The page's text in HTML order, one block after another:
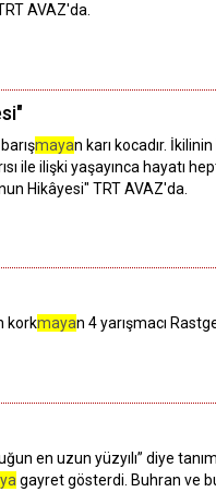
AVAZ'da.
mayan karı kocadır.
ile ilişki yaşayınca hayatı
Hikâyesi" TRT AVAZ'da.
korkmayan 4 yarışmacı
en uzun yüzyılı” diye
gayret gösterdi. Buhran ve